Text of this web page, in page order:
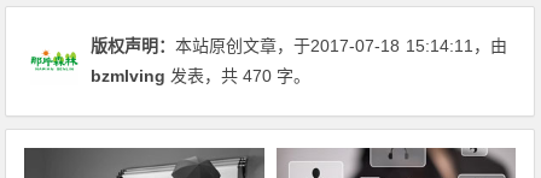
版权声明：本站原创文章，于2017-07-18 15:14:11 ，由
bzmlving 发表，共 470 字。